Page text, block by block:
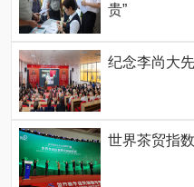
贵”
纪念李尚大
世界茶贸指